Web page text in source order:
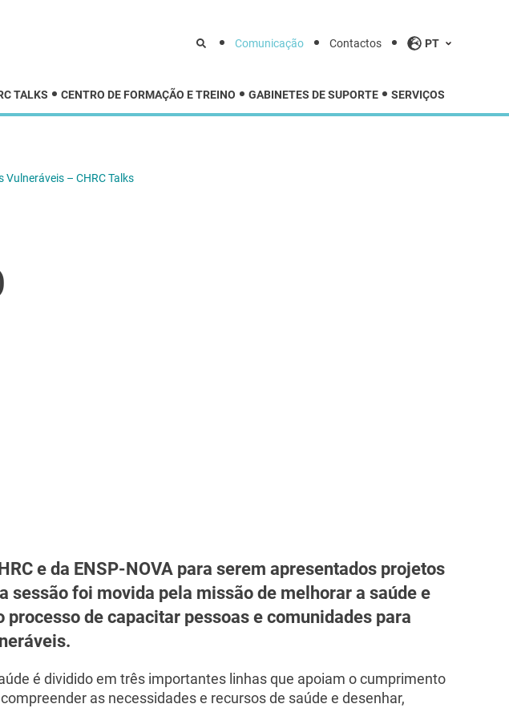
Comunicação Contactos PT
TALKS CENTRO DE FORMAÇÃO E TREINO GABINETES DE SUPORTE SERVIÇOS
– CHRC Talks
e da ENSP-NOVA para serem apresentados projetos
sessão foi movida pela missão de melhorar a saúde e
de capacitar pessoas e comunidades para
é dividido em três importantes linhas que apoiam o cumprimento
as necessidades e recursos de saúde e desenhar,